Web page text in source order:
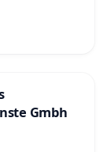
Gmbh